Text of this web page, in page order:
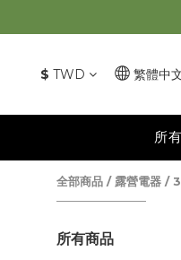
$ TWD 繁體中
所
全部商品 / 露營電器 /
所有商品